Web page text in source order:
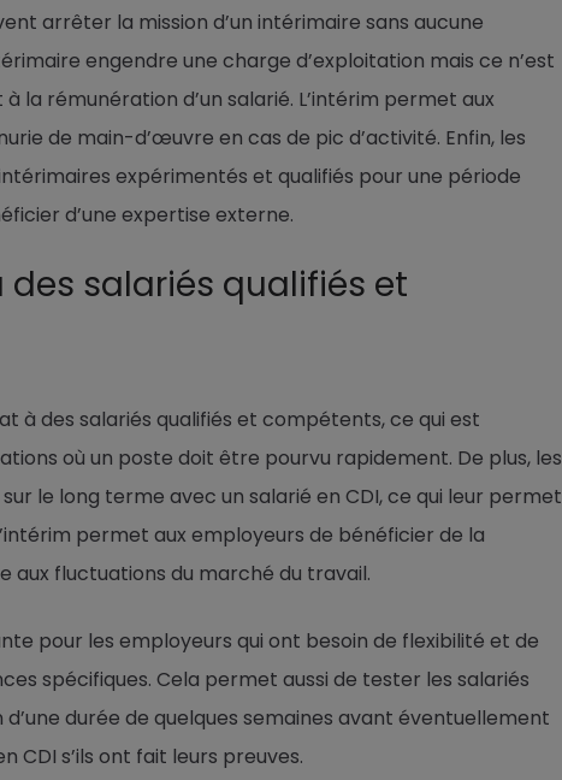
arrêter la mission d’un intérimaire sans aucune
engendre une charge d’exploitation mais ce n’est
la rémunération d’un salarié. L’intérim permet aux
de main-d’œuvre en cas de pic d’activité. Enfin, les
expérimentés et qualifiés pour une période
d’une expertise externe.
des salariés qualifiés et
à des salariés qualifiés et compétents, ce qui est
où un poste doit être pourvu rapidement. De plus, les
le long terme avec un salarié en CDI, ce qui leur permet
permet aux employeurs de bénéficier de la
aux fluctuations du marché du travail.
pour les employeurs qui ont besoin de flexibilité et de
spécifiques. Cela permet aussi de tester les salariés
durée de quelques semaines avant éventuellement
CDI s’ils ont fait leurs preuves.